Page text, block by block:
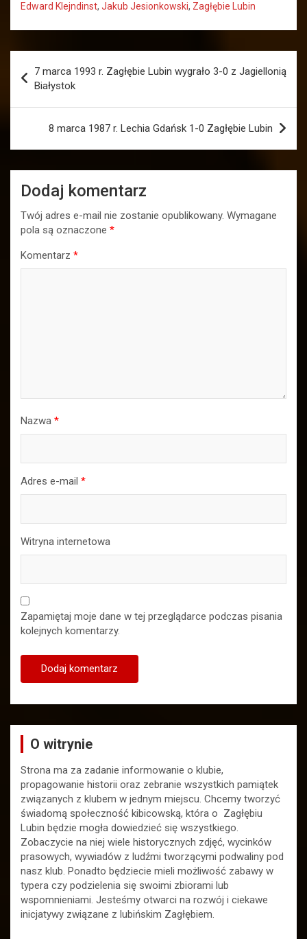
Edward Klejndinst, Jakub Jesionkowski, Zagłębie Lubin
wpisu
7 marca 1993 r. Zagłębie Lubin wygrało 3-0 z Jagiellonią
Białystok
8 marca 1987 r. Lechia Gdańsk 1-0 Zagłębie Lubin
Dodaj komentarz
Twój adres e-mail nie zostanie opublikowany. Wymagane
pola są oznaczone *
Komentarz *
Nazwa *
Adres e-mail *
Witryna internetowa
Zapamiętaj moje dane w tej przeglądarce podczas pisania
kolejnych komentarzy.
O witrynie
Strona ma za zadanie informowanie o klubie,
propagowanie historii oraz zebranie wszystkich pamiątek
związanych z klubem w jednym miejscu. Chcemy tworzyć
świadomą społeczność kibicowską, która o Zagłębiu
Lubin będzie mogła dowiedzieć się wszystkiego.
Zobaczycie na niej wiele historycznych zdjęć, wycinków
prasowych, wywiadów z ludźmi tworzącymi podwaliny pod
nasz klub. Ponadto będziecie mieli możliwość zabawy w
typera czy podzielenia się swoimi zbiorami lub
wspomnieniami. Jesteśmy otwarci na rozwój i ciekawe
inicjatywy związane z lubińskim Zagłębiem.